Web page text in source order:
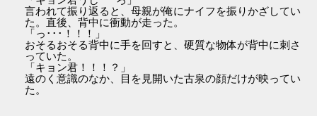
言われて振り返ると、母親が俺にナイフを振りかざしてい
た。直後、背中に衝動が走った。
「っ･･･！！！」
おそるおそる背中に手を回すと、硬質な物体が背中に刺さ
っていた。
「キョン君！！！？」
遠のく意識のなか、目を見開いた古泉の顔だけが映ってい
た。